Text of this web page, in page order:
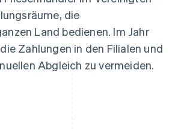
die
Land bedienen. Im Jahr
Zahlungen in den Filialen und
Abgleich zu vermeiden.